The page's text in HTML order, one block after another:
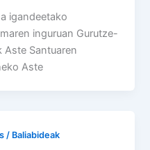
igandeetako
inguruan Gurutze-
Aste Santuaren
Aste
/ Baliabideak